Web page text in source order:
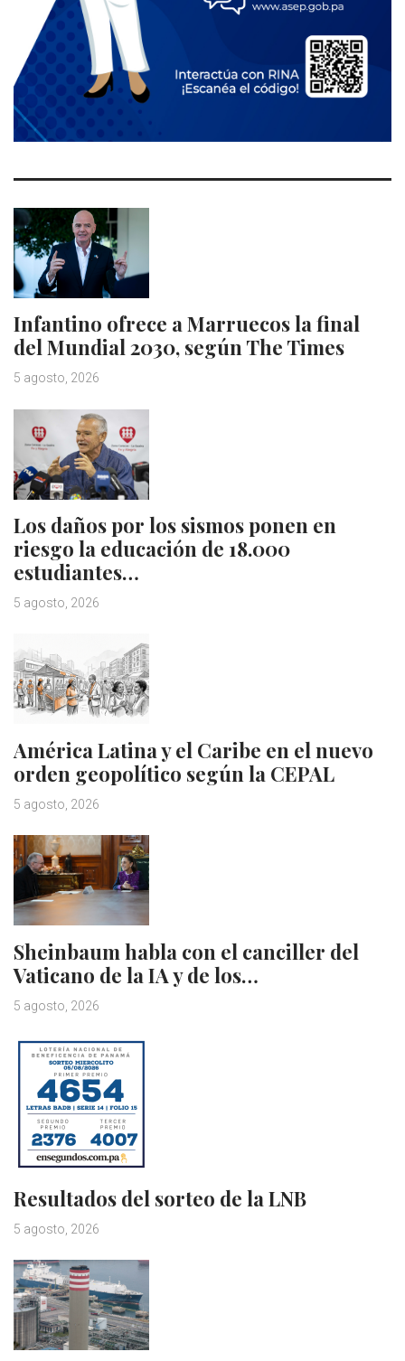
Infantino ofrece a Marruecos la final
del Mundial 2030, según The Times
5 agosto, 2026
Los daños por los sismos ponen en
riesgo la educación de 18.000
estudiantes…
5 agosto, 2026
América Latina y el Caribe en el nuevo
orden geopolítico según la CEPAL
5 agosto, 2026
Sheinbaum habla con el canciller del
Vaticano de la IA y de los…
5 agosto, 2026
Resultados del sorteo de la LNB
5 agosto, 2026